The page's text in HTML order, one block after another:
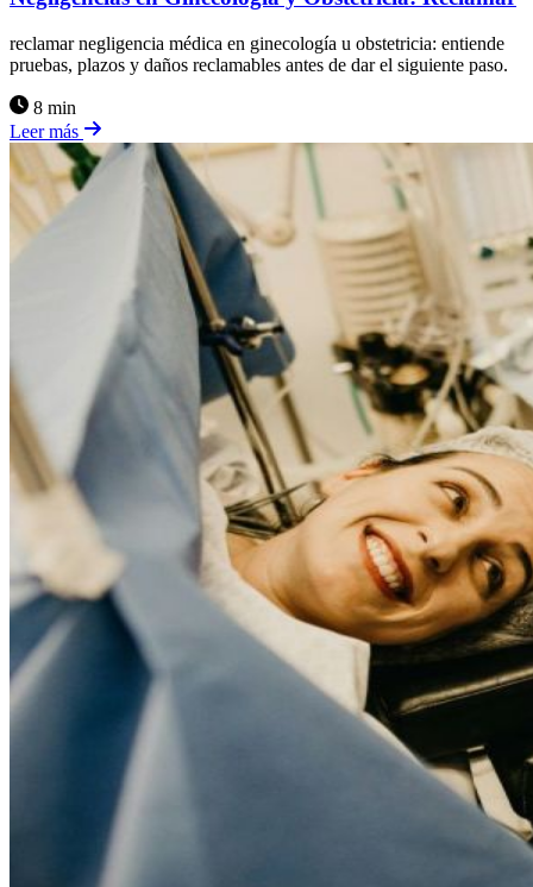
reclamar negligencia médica en ginecología u obstetricia: entiende
pruebas, plazos y daños reclamables antes de dar el siguiente paso.
8 min
Leer más